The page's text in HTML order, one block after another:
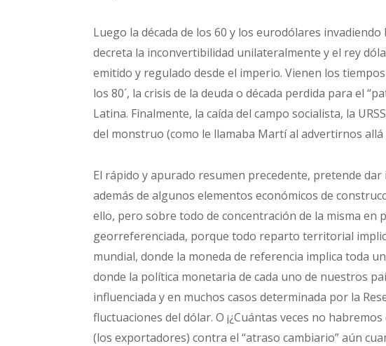
Luego la década de los 60 y los eurodólares
decreta la inconvertibilidad unilateralmente y el rey
emitido y regulado desde el imperio. Vienen los
los 80´, la crisis de la deuda o década perdida para el
Latina. Finalmente, la caída del campo socialista, la
del monstruo (como le llamaba Martí al advertirnos allá
El rápido y apurado resumen precedente, pretende
además de algunos elementos económicos de
ello, pero sobre todo de concentración de la misma en
georreferenciada, porque todo reparto territorial
mundial, donde la moneda de referencia implica toda
donde la política monetaria de cada uno de nuestros
influenciada y en muchos casos determinada por la
fluctuaciones del dólar. O ¡¿Cuántas veces no
(los exportadores) contra el “atraso cambiario” aún